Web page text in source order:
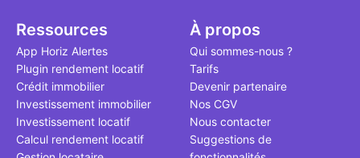
Ressources
App Horiz Alertes
Plugin rendement locatif
Crédit immobilier
Investissement immobilier
Investissement locatif
Calcul rendement locatif
À propos
Qui sommes-nous ?
Tarifs
Devenir partenaire
Nos CGV
Nous contacter
Suggestions de